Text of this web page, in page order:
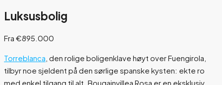
Luksusbolig
Fra €895.000
Torreblanca , den rolige boligenklave høyt over Fuengirola,
tilbyr noe sjeldent på den sørlige spanske kysten: ekte ro
med enkel tilgang til alt. Bougainvillea Rosa er en eksklusiv